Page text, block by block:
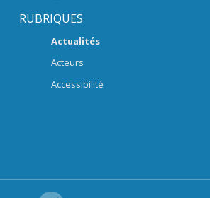
RUBRIQUES
Actualités
Acteurs
Accessibilité